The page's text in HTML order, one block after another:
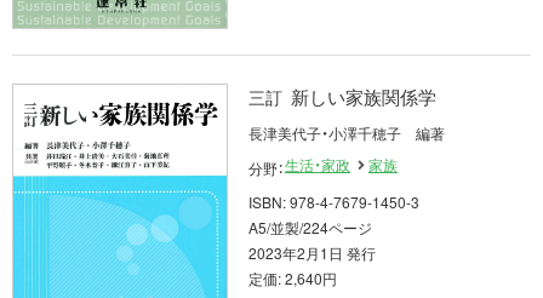
三訂 新しい家族関係学
長津美代子・小澤千穂子 編著
分野：生活・家政
家族
ISBN: 978-4-7679-1450-3
A5/並製/224ページ
2023年2月1日 発行
定価: 2,640円